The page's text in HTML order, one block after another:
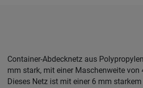
Container-Abdecknetz aus
mm stark, mit einer Maschenweite von
Dieses Netz ist mit einer 6 mm